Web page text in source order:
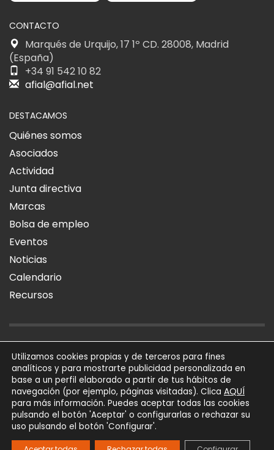
CONTACTO
Marqués de Urquijo, 17 1º CD. 28008, Madrid
(España)
+34 91 542 10 82
afial@afial.net
DESTACAMOS
Quiénes somos
Asociados
Actividad
Junta directiva
Marcas
Bolsa de empleo
Eventos
Noticias
Calendario
Recursos
AVISO LEGAL POLÍTICA DE PRIVACIDAD POLÍTICA DE COOKIES
SÍGUENOS
AFIAL Asociación © 2026
Todos los derechos
reservados
Powered by
Trígono
Utilizamos cookies propias y de terceros para fines
analíticos y para mostrarte publicidad personalizada en
base a un perfil elaborado a partir de tus hábitos de
navegación (por ejemplo, páginas visitadas). Clica AQUÍ
para más información. Puedes aceptar todas las cookies
pulsando el botón 'Aceptar' o configurarlas o rechazar su
uso pulsando el botón 'Configurar'.